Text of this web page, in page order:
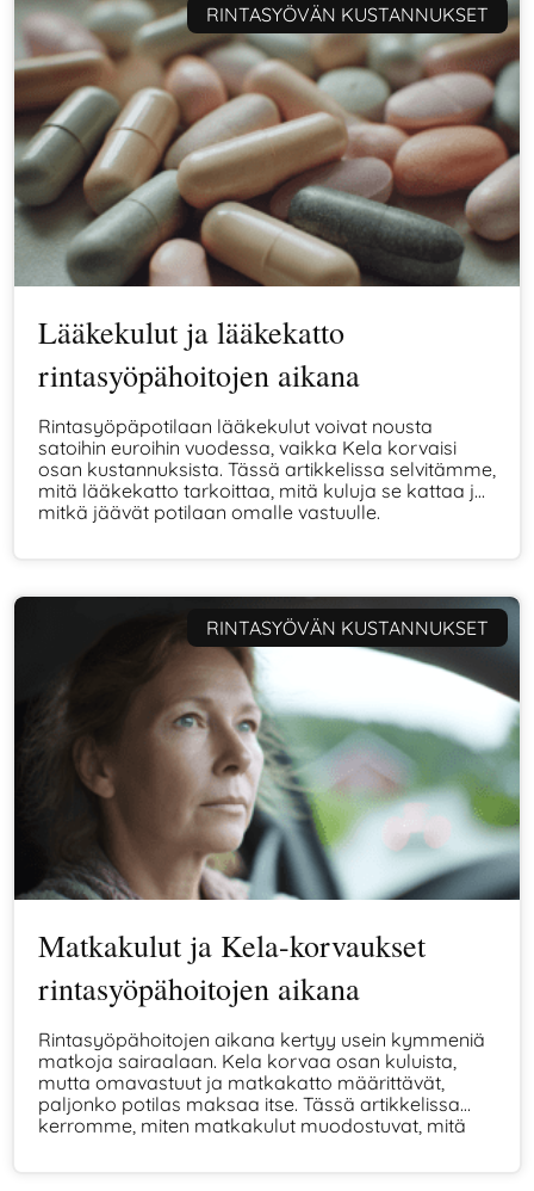
RINTASYÖVÄN KUSTANNUKSET
Lääkekulut ja lääkekatto
rintasyöpähoitojen aikana
Rintasyöpäpotilaan lääkekulut voivat nousta
satoihin euroihin vuodessa, vaikka Kela korvaisi
osan kustannuksista. Tässä artikkelissa selvitämme,
mitä lääkekatto tarkoittaa, mitä kuluja se kattaa ja
mitkä jäävät potilaan omalle vastuulle.
RINTASYÖVÄN KUSTANNUKSET
Matkakulut ja Kela-korvaukset
rintasyöpähoitojen aikana
Rintasyöpähoitojen aikana kertyy usein kymmeniä
matkoja sairaalaan. Kela korvaa osan kuluista,
mutta omavastuut ja matkakatto määrittävät,
paljonko potilas maksaa itse. Tässä artikkelissa
kerromme, miten matkakulut muodostuvat, mitä